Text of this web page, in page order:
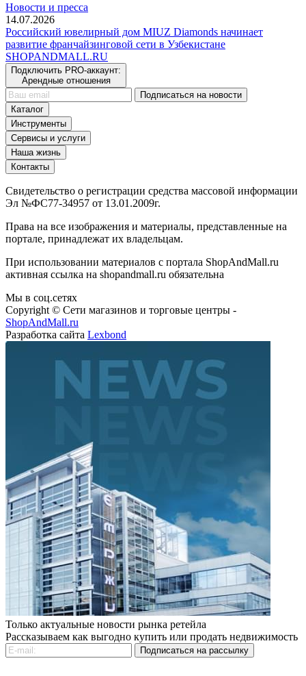
Новости и пресса
14.07.2026
Российский ювелирный дом MIUZ Diamonds начинает
развитие франчайзинговой сети в Узбекистане
SHOPANDMALL.RU
Подключить PRO-аккаунт:
Арендные отношения
Подписаться на новости
Каталог
Инструменты
Сервисы и услуги
Наша жизнь
Контакты
Свидетельство о регистрации средства массовой информации
Эл №ФС77-34957 от 13.01.2009г.
Права на все изображения и материалы, представленные на
портале, принадлежат их владельцам.
При использовании материалов с портала ShopAndMall.ru
активная ссылка на shopandmall.ru обязательна
Мы в соц.сетях
Copyright © Сети магазинов и торговые центры -
ShopAndMall.ru
Разработка сайта Lexbond
Только актуальные новости рынка ретейла
Рассказываем как выгодно купить или продать недвижимость